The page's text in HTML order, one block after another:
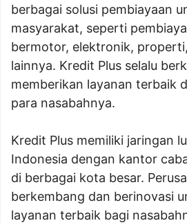
berbagai solusi pembiayaan
masyarakat, seperti
bermotor, elektronik,
lainnya. Kredit Plus selalu
memberikan layanan terbaik
para nasabahnya.
Kredit Plus memiliki jaringan
Indonesia dengan kantor
di berbagai kota besar.
berkembang dan berinovasi
layanan terbaik bagi